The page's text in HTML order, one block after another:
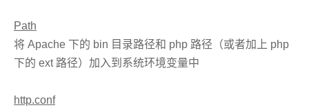
Path
将 Apache 下的 bin 目录路径和 php 路径（或者加上 php
下的 ext 路径）加入到系统环境变量中
http.conf